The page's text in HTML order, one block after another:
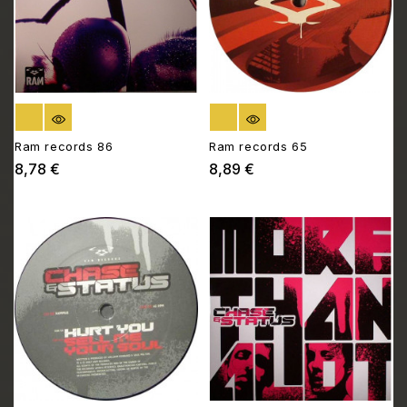
RUPTURE DE STOCK
Ram records 86
8,78 €
RUPTURE DE STOCK
Ram records 65
8,89 €